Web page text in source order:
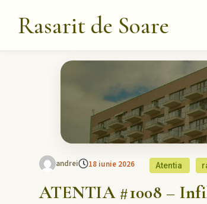
Rasarit de Soare
andrei 18 iunie 2026 Atentia
ATENTIA #1008 –